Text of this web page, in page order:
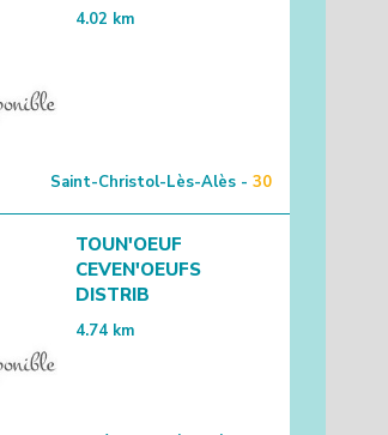
4.02 km
Saint-Christol-Lès-Alès - 30
TOUN'OEUF
CEVEN'OEUFS
DISTRIB
4.74 km